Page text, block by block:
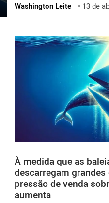
ქართული
vietnamese
Washington Leite • 13 de
À medida que as
descarregam grandes
pressão de venda
aumenta